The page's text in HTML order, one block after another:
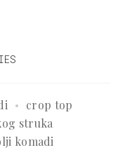
crop top
struka
komadi